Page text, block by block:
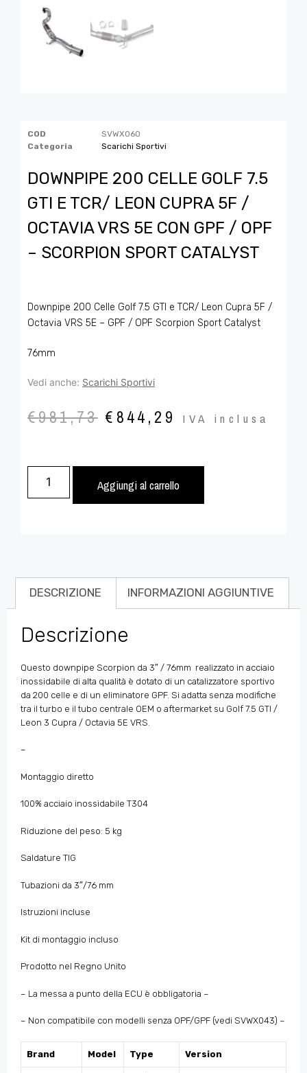
COD
SVWX060
Categoria
Scarichi Sportivi
DOWNPIPE 200 CELLE GOLF 7.5
GTI E TCR/ LEON CUPRA 5F /
OCTAVIA VRS 5E CON GPF / OPF
– SCORPION SPORT CATALYST
Downpipe 200 Celle Golf 7.5 GTI e TCR/ Leon Cupra 5F /
Octavia VRS 5E – GPF / OPF Scorpion Sport Catalyst
76mm
Vedi anche: Scarichi Sportivi
€981,73 € 844,29 IVA inclusa
Aggiungi al carrello
DESCRIZIONE INFORMAZIONI AGGIUNTIVE
Descrizione
Questo downpipe Scorpion da 3″ / 76mm realizzato in acciaio
inossidabile di alta qualità è dotato di un catalizzatore sportivo
da 200 celle e di un eliminatore GPF. Si adatta senza modifiche
tra il turbo e il tubo centrale OEM o aftermarket su Golf 7.5 GTI /
Leon 3 Cupra / Octavia 5E VRS.
–
Montaggio diretto
100% acciaio inossidabile T304
Riduzione del peso: 5 kg
Saldature TIG
Tubazioni da 3″/76 mm
Istruzioni incluse
Kit di montaggio incluso
Prodotto nel Regno Unito
– La messa a punto della ECU è obbligatoria –
– Non compatibile con modelli senza OPF/GPF (vedi SVWX043) –
Brand Model Type Version